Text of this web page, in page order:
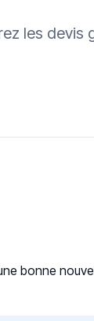
les devis
bonne